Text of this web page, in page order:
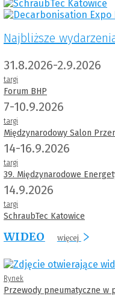
Najbliższe
31.8.2026-2.9.2026
targi
Forum BHP
7-10.9.2026
targi
Międzynarodowy Salon
14-16.9.2026
targi
39. Międzynarodowe
14.9.2026
targi
SchraubTec Katowice
WIDEO więcej
Rynek
Przewody pneumatyczne w